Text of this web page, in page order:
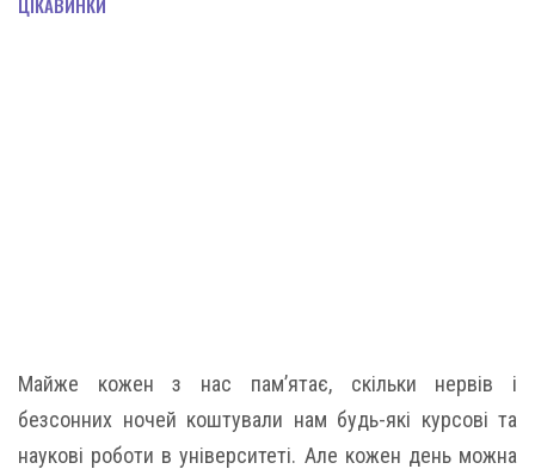
Майже кожен з нас пам’ятає, скільки нервів і
безсонних ночей коштували нам будь-які курсові та
наукові роботи в університеті. Але кожен день можна